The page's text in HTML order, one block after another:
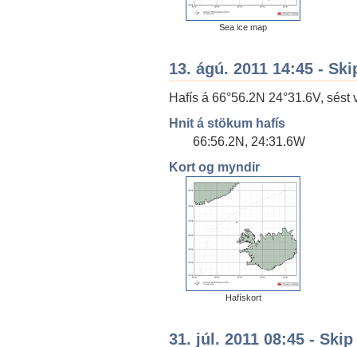
Sea ice map
13. ágú. 2011 14:45 -
Hafís á 66°56.2N 24°31.6V,
Hnit á stökum hafís
66:56.2N, 24:31.6W
Kort og myndir
Hafískort
31. júl. 2011 08:45 - Skip